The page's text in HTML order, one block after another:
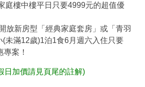
庭樓中樓平日只要4999元的超值優
放新房型「經典家庭套房」或「青羽
(未滿12歲)1泊1食6月週六入住只要
案！
日加價請見頁尾的註解)